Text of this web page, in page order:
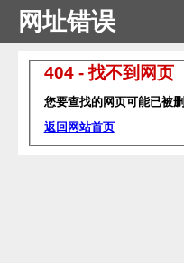
网址错误
404 - 找不到网页
您要查找的网页可能已被
返回网站首页